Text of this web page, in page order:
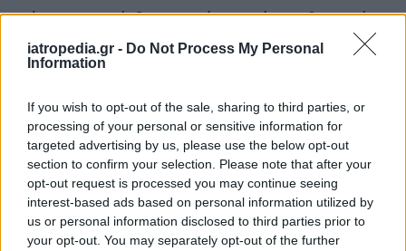
iatropedia.gr - Do Not Process My Personal
Information
If you wish to opt-out of the sale, sharing to third parties, or
processing of your personal or sensitive information for
targeted advertising by us, please use the below opt-out
section to confirm your selection. Please note that after your
opt-out request is processed you may continue seeing
interest-based ads based on personal information utilized by
us or personal information disclosed to third parties prior to
your opt-out. You may separately opt-out of the further
Καύσωνας: Οι κίνδυνοι για όσους κάνουν θεραπεία
ΕΙΔΗΣΕΙΣ 07 Αυγούστου 2026 19:33
ΙΣΑ: «Καμπανάκι» για τον ιό του Δυτικού Νείλου στην
Αττική – Τι ζητά από τις Αρχές